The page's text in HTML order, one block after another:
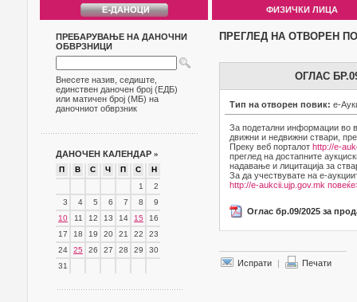
ФИЗИЧКИ ЛИЦА
ПРЕБАРУВАЊЕ НА ДАНОЧНИ
ОБВРЗНИЦИ
Внесете назив, седиште,
единствен даночен број (ЕДБ)
или матичен број (МБ) на
даночниот обврзник
ДАНОЧЕН КАЛЕНДАР »
П В С Ч П С
Н
1
2
3
4 5 6 7 8
9
10
11 12 13 14 15
16
17
18 19 20 21 22
23
24
25 26 27 28 29
30
31
ПРЕГЛЕД НА ОТВОРЕН
ОГЛАС
Тип на отворен повик: е-
За подетални информации во
движни и недвижни ствари,
Преку веб порталот http://e-
преглед на достапните
надавање и лицитација за
За да учествувате на е-
http://e-aukcii.ujp.gov.mk
Оглас бр.09/2025 за
Испрати | Печати